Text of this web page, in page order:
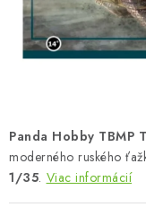
PUBLIKÁCIE
SKY RIDERS COFFEE
PREDÁVANÉ
Panda Hobby TBMP
moderného ruského
1/35. Viac informácií